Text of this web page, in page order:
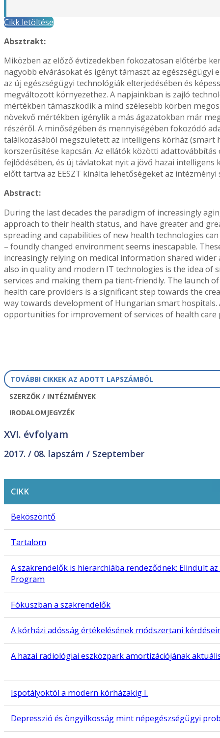
Cikk letöltése
Absztrakt:
Miközben az előző évtizedekben fokozatosan előtérbe
nagyobb elvárásokat és igényt támaszt az
az új egészségügyi technológiák elterjedésében és
megváltozott környezethez. A napjainkban is zajló
mértékben támaszkodik a mind szélesebb körben
növekvő mértékben igénylik a más ágazatokban már
részéről. A minőségében és mennyiségében fokozódó
találkozásából megszületett az intelligens kórház
korszerűsítése kapcsán. Az ellátók közötti
fejlődésében, és új távlatokat nyit a jövő hazai
előtt tartva az EESZT kínálta lehetőségeket az
Abstract:
During the last decades the paradigm of increasingly
approach to their health status, and have greater and
spreading and capabilities of new health technologies
– foundly changed environment seems inescapable.
increasingly relying on medical information shared
also in quality and modern IT technologies is the idea
services and making them pa tient-friendly. The launch
health care providers is a significant step towards the
way towards development of Hungarian smart
opportunities for improvement of services of health care
TOVÁBBI CIKKEK AZ ADOTT LAPSZÁMBÓL
SZERZŐK / INTÉZMÉNYEK
IRODALOMJEGYZÉK
XVI. évfolyam
2017. / 08. lapszám / Szeptember
CIKK
Beköszöntő
Tartalom
A szakrendelők is hierarchiába rendeződnek: Elindult
Program
Fókuszban a szakrendelők
A kórházi adósság értékelésének módszertani
A hazai radiológiai eszközpark amortizációjának
Ispotályoktól a modern kórházakig I.
Depresszió és öngyilkosság mint népegészségügyi